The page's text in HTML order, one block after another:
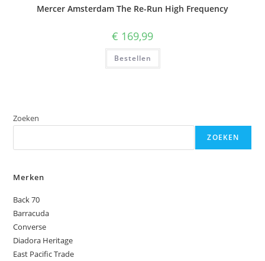
Mercer Amsterdam The Re-Run High Frequency
€ 169,99
Bestellen
Zoeken
ZOEKEN
Merken
Back 70
Barracuda
Converse
Diadora Heritage
East Pacific Trade